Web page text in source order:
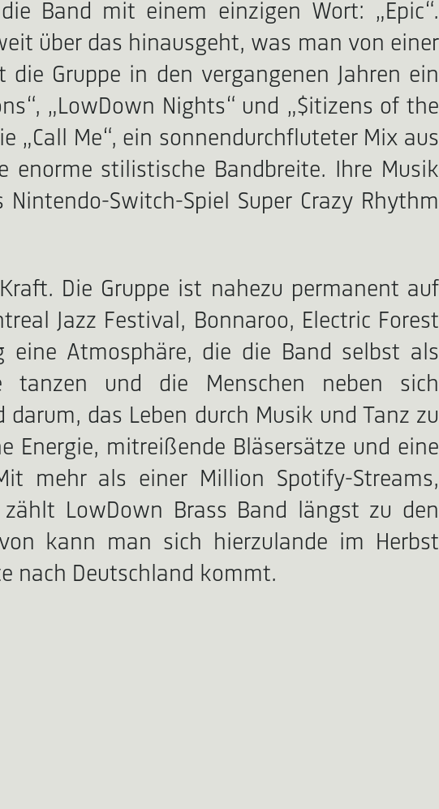
Band mit einem einzigen Wort: „Epic“.
über das hinausgeht, was man von einer
Gruppe in den vergangenen Jahren ein
„LowDown Nights“ und „$itizens of the
Me“, ein sonnendurchfluteter Mix aus
enorme stilistische Bandbreite. Ihre Musik
Switch-Spiel Super Crazy Rhythm
Die Gruppe ist nahezu permanent auf
Jazz Festival, Bonnaroo, Electric Forest
eine Atmosphäre, die die Band selbst als
tanzen und die Menschen neben sich
das Leben durch Musik und Tanz zu
Energie, mitreißende Bläsersätze und eine
mehr als einer Million Spotify-Streams,
LowDown Brass Band längst zu den
kann man sich hierzulande im Herbst
nach Deutschland kommt.